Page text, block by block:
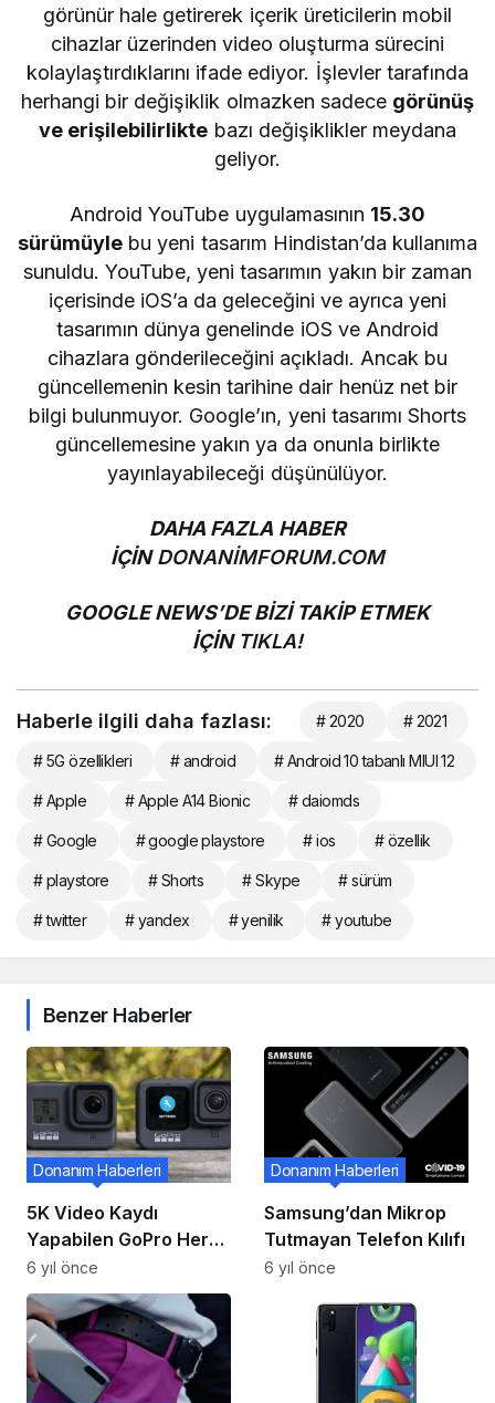
görünür hale getirerek içerik üreticilerin mobil
cihazlar üzerinden video oluşturma sürecini
kolaylaştırdıklarını ifade ediyor. İşlevler tarafında
herhangi bir değişiklik olmazken sadece görünüş
ve erişilebilirlikte bazı değişiklikler meydana
geliyor.
Android YouTube uygulamasının 15.30
sürümüyle bu yeni tasarım Hindistan’da kullanıma
sunuldu. YouTube, yeni tasarımın yakın bir zaman
içerisinde iOS’a da geleceğini ve ayrıca yeni
tasarımın dünya genelinde iOS ve Android
cihazlara gönderileceğini açıkladı. Ancak bu
güncellemenin kesin tarihine dair henüz net bir
bilgi bulunmuyor. Google’ın, yeni tasarımı Shorts
güncellemesine yakın ya da onunla birlikte
yayınlayabileceği düşünülüyor.
DAHA FAZLA HABER
İÇİNDONANİMFORUM.COM
GOOGLE NEWS’DE BİZİ TAKİP ETMEK
İÇİN TIKLA!
Haberle ilgili daha fazlası: # 2020 # 2021
# 5G özellikleri # android # Android 10 tabanlı MIUI 12
# Apple # Apple A14 Bionic # daiomds
# Google # google playstore # ios # özellik
# playstore # Shorts # Skype # sürüm
# twitter # yandex # yenilik # youtube
Benzer Haberler
5K Video Kaydı
Yapabilen GoPro Hero
9 Black Tanıtıldı: İşte
Fiyatı ve Özellikleri!
Donanım Haberleri
6 yıl önce
Samsung’dan Mikrop
Tutmayan Telefon Kılıfı
Donanım Haberleri
6 yıl önce